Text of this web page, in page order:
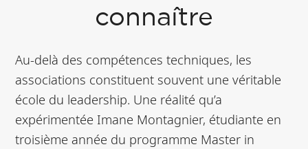
connaître
Au-delà des compétences techniques, les
associations constituent souvent une véritable
école du leadership. Une réalité qu’a
expérimentée Imane Montagnier, étudiante en
troisième année du programme Master in